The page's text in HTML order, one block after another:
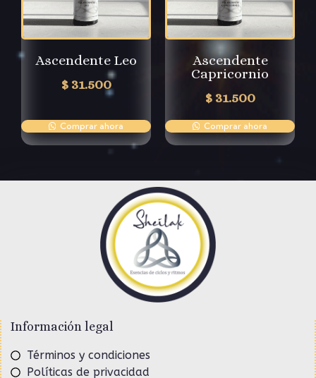
Ascendente Leo
$ 31.500
Comprar ahora
Ascendente
Capricornio
$ 31.500
Comprar ahora
Información legal
Términos y condiciones
Políticas de privacidad